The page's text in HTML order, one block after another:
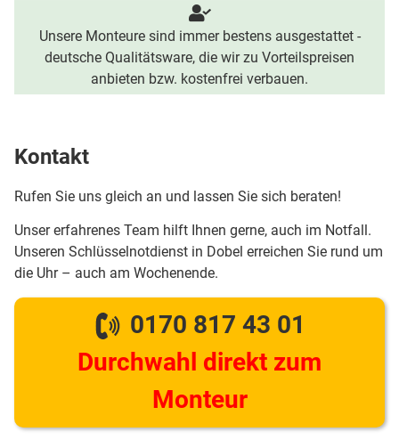
Unsere Monteure sind immer bestens ausgestattet -
deutsche Qualitätsware, die wir zu Vorteilspreisen
anbieten bzw. kostenfrei verbauen.
Kontakt
Rufen Sie uns gleich an und lassen Sie sich beraten!
Unser erfahrenes Team hilft Ihnen gerne, auch im Notfall.
Unseren Schlüsselnotdienst in Dobel erreichen Sie rund um
die Uhr – auch am Wochenende.
0170 817 43 01
Durchwahl direkt zum
Monteur